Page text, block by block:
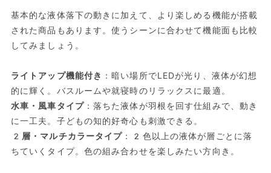
基本的な液体落下の動きに加えて、より楽しめる機能が搭載
された商品もあります。使うシーンに合わせて機能面も比較
してみましょう。
ライトアップ機能付き ：暗い場所でLEDが光り、液体が幻想
的に輝く。バスルームや就寝時のリラックスに最適。
水車・風車タイプ：落ちた液体が羽根を回す仕組みで、動き
に一工夫。子どもの知的好奇心も刺激できる。
2層・マルチカラータイプ ：2色以上の液体が層ごとに落
ちていくタイプ。色の組み合わせを楽しみたい方向き。